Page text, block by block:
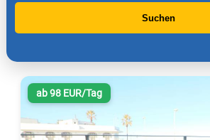
Suchen
ab 98 EUR/Tag